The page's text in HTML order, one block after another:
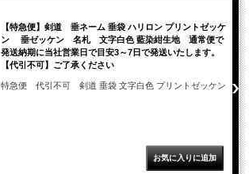
【特急便】剣道 垂ネーム 垂袋 ハリロン プリントゼッケ
ン 垂ゼッケン 名札 文字白色 藍染紺生地 通常便で
発送納期に当社営業日で目安3～7日で発送いたします。
【代引不可】ご了承ください
特急便 代引不可 剣道 垂袋 文字白色 プリントゼッケン